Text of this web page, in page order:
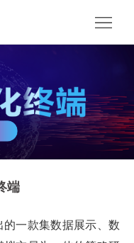
端
一款集数据展示、数